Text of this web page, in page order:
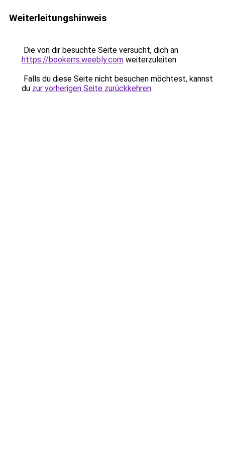
Weiterleitungshinweis
Die von dir besuchte Seite versucht, dich an
https://bookerrs.weebly.com weiterzuleiten.
Falls du diese Seite nicht besuchen möchtest, kannst
du zur vorherigen Seite zurückkehren.